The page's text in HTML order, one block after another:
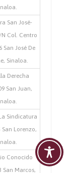
San José-
Col. Centro
San José De
Sinaloa.
Derecha
San Juan,
Sindicatura
San Lorenzo,
Conocido
San Marcos,